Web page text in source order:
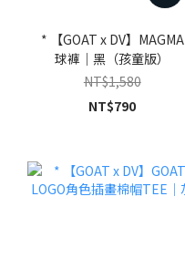
* 【GOAT x DV】MAGMA
球褲｜黑（孩童版）
NT$1,580
NT$790